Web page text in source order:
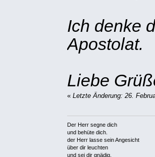
Ich denke
Apostolat.
Liebe
« Letzte Änderung: 26.
Der Herr segne dich
und behüte dich.
der Herr lasse sein Angesicht
über dir leuchten
und sei dir gnädig.